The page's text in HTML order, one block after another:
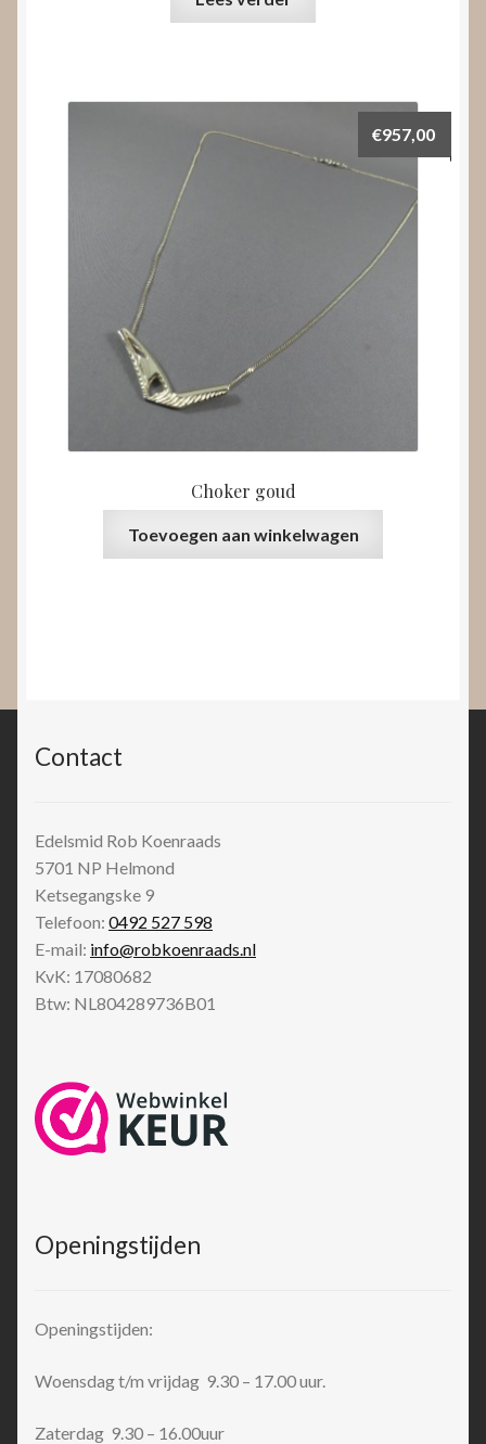
Choker goud
€957,00
Toevoegen aan winkelwagen
Contact
Edelsmid Rob Koenraads
5701 NP Helmond
Ketsegangske 9
Telefoon: 0492 527 598
E-mail: info@robkoenraads.nl
KvK: 17080682
Btw: NL804289736B01
Openingstijden
Openingstijden:
Woensdag t/m vrijdag 9.30 – 17.00 uur.
Zaterdag 9.30 – 16.00uur